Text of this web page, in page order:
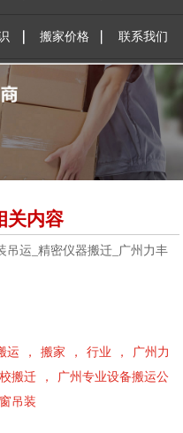
搬家价格 联系我们
关内容
吊运_精密仪器搬迁_广州力丰
运 ， 搬家 ， 行业 ，
广州力
搬迁 ，
广州专业设备搬运公
吊装